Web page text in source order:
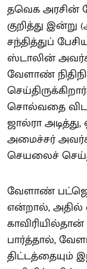
தவெக அரசின்
குறித்து
சந்தித்துப்
ஸ்டாலின்
வேளாண்
சொல்வதை விட,
ஜால்ரா
அமைச்சர்
செயலைச்
வேளாண்
என்றால், அதில்
பார்த்தால்,
திட்டத்தையும்